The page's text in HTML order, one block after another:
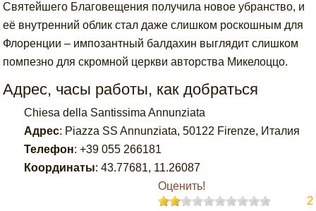
Святейшего Благовещения получила новое убранство, и
её внутренний облик стал даже слишком роскошным для
Флоренции – импозантный балдахин выглядит слишком
помпезно для скромной церкви авторства Микелоццо.
Адрес, часы работы, как добраться
Chiesa della Santissima Annunziata
Адрес: Piazza SS Annunziata, 50122 Firenze, Италия
Телефон:+39 055 266181
Координаты: 43.77681, 11.26087
Оценить!
2